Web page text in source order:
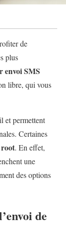
de
plus
envoi SMS
libre, qui vous
et permettent
Certaines
. En effet,
une
des options
de